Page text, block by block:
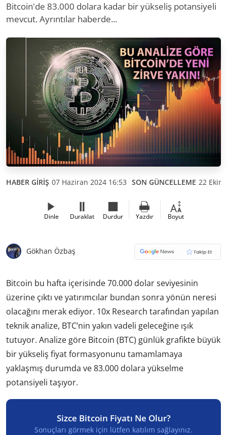
Bitcoin'de 83.000 dolara kadar bir yükseliş potansiyeli
mevcut. Ayrıntılar haberde...
HABER GİRİŞ 07 Haziran 2024 16:53 SON GÜNCELLEME 22
Dinle Duraklat Durdur Yazdır Boyut
Gökhan Özbaş
Bitcoin bu hafta içerisinde 70.000 dolar seviyesinin
üzerine çıktı ve yatırımcılar bundan sonra yönün neresi
olacağını merak ediyor. 10x Research tarafından yapılan
teknik analize, BTC’nin yakın vadeli geleceğine ışık
tutuyor. Analize göre Bitcoin (BTC) günlük grafikte büyük
bir yükseliş fiyat formasyonunu tamamlamaya
yaklaşmış durumda ve 83.000 dolara yükselme
potansiyeli taşıyor.
Sizce Bitcoin Fiyatı Ne Olur?
Sonuçları görmek için lütfen katılım sağlayınız.